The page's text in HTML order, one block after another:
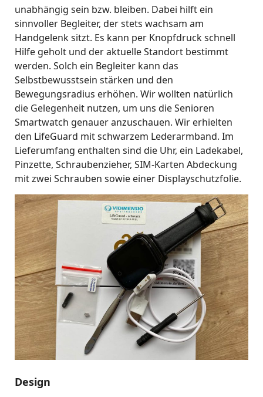
unabhängig sein bzw. bleiben. Dabei hilft ein
sinnvoller Begleiter, der stets wachsam am
Handgelenk sitzt. Es kann per Knopfdruck schnell
Hilfe geholt und der aktuelle Standort bestimmt
werden. Solch ein Begleiter kann das
Selbstbewusstsein stärken und den
Bewegungsradius erhöhen. Wir wollten natürlich
die Gelegenheit nutzen, um uns die Senioren
Smartwatch genauer anzuschauen. Wir erhielten
den LifeGuard mit schwarzem Lederarmband. Im
Lieferumfang enthalten sind die Uhr, ein Ladekabel,
Pinzette, Schraubenzieher, SIM-Karten Abdeckung
mit zwei Schrauben sowie einer Displayschutzfolie.
Design